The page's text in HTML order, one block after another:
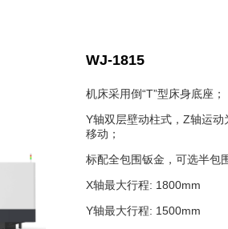
WJ-1815
机床采用倒“T”型床身底座；
Y轴双层壁动柱式，Z轴运动
移动；
标配全包围钣金，可选半包
X轴最大行程: 1800mm
Y轴最大行程: 1500mm